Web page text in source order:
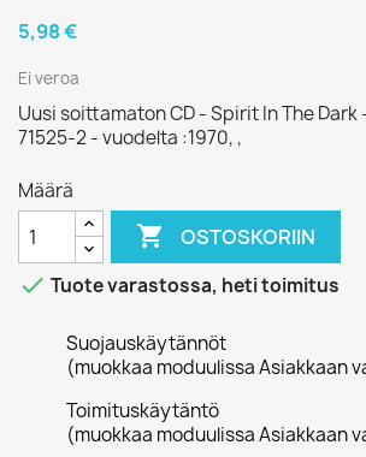
5,98 €
Ei veroa
Uusi soittamaton CD - Spirit In The Dark
71525-2 - vuodelta :1970, ,
Määrä
 OSTOSKORIIN
 Tuote varastossa, heti toimitus
Suojauskäytännöt
(muokkaa moduulissa Asiakkaan
Toimituskäytäntö
(muokkaa moduulissa Asiakkaan